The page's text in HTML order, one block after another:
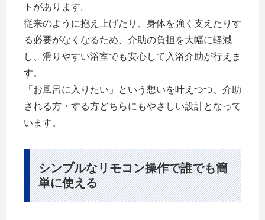
トがあります。
従来のように抱え上げたり、身体を強く支えたりす
る必要がなくなるため、介助の負担を大幅に軽減
し、滑りやすい浴室でも安心して入浴介助が行えま
す。
「お風呂に入りたい」という想いを叶えつつ、介助
される方・する方どちらにもやさしい設計となって
います。
シンプルなリモコン操作で誰でも簡
単に使える